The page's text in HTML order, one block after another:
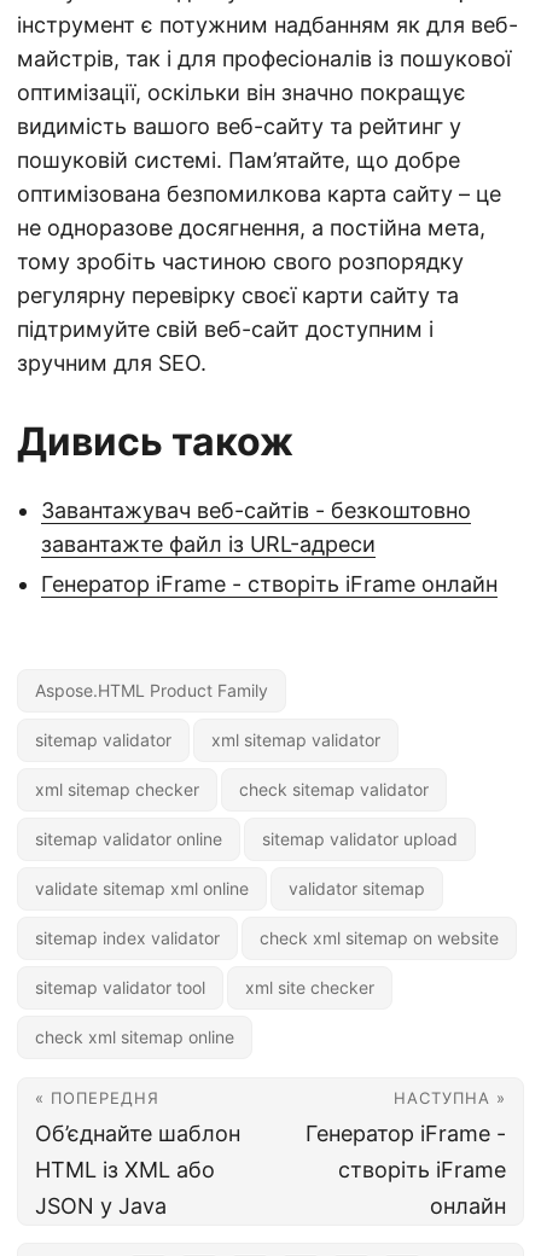
інструмент є потужним надбанням як для веб-
майстрів, так і для професіоналів із пошукової
оптимізації, оскільки він значно покращує
видимість вашого веб-сайту та рейтинг у
пошуковій системі. Пам’ятайте, що добре
оптимізована безпомилкова карта сайту – це
не одноразове досягнення, а постійна мета,
тому зробіть частиною свого розпорядку
регулярну перевірку своєї карти сайту та
підтримуйте свій веб-сайт доступним і
зручним для SEO.
Дивись також
Завантажувач веб-сайтів - безкоштовно
завантажте файл із URL-адреси
Генератор iFrame - створіть iFrame онлайн
Aspose.HTML Product Family
sitemap validator xml sitemap validator
xml sitemap checker check sitemap validator
sitemap validator online sitemap validator upload
validate sitemap xml online validator sitemap
sitemap index validator check xml sitemap on website
sitemap validator tool xml site checker
check xml sitemap online
« ПОПЕРЕДНЯ
Об’єднайте шаблон
HTML із XML або
JSON у Java
НАСТУПНА »
Генератор iFrame -
створіть iFrame
онлайн